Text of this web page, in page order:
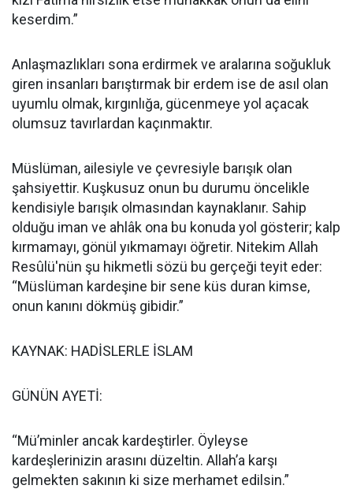
keserdim.”
Anlaşmazlıkları sona erdirmek ve aralarına soğukluk
giren insanları barıştırmak bir erdem ise de asıl olan
uyumlu olmak, kırgınlığa, gücenmeye yol açacak
olumsuz tavırlardan kaçınmaktır.
Müslüman, ailesiyle ve çevresiyle barışık olan
şahsiyettir. Kuşkusuz onun bu durumu öncelikle
kendisiyle barışık olmasından kaynaklanır. Sahip
olduğu iman ve ahlâk ona bu konuda yol gösterir; kalp
kırmamayı, gönül yıkmamayı öğretir. Nitekim Allah
Resûlü'nün şu hikmetli sözü bu gerçeği teyit eder:
“Müslüman kardeşine bir sene küs duran kimse,
onun kanını dökmüş gibidir.”
KAYNAK: HADİSLERLE İSLAM
GÜNÜN AYETİ:
“Mü’minler ancak kardeştirler. Öyleyse
kardeşlerinizin arasını düzeltin. Allah’a karşı
gelmekten sakının ki size merhamet edilsin.”